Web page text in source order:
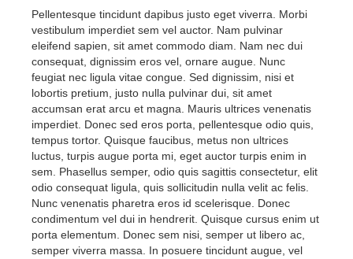
Pellentesque tincidunt dapibus justo eget viverra. Morbi
vestibulum imperdiet sem vel auctor. Nam pulvinar
eleifend sapien, sit amet commodo diam. Nam nec dui
consequat, dignissim eros vel, ornare augue. Nunc
feugiat nec ligula vitae congue. Sed dignissim, nisi et
lobortis pretium, justo nulla pulvinar dui, sit amet
accumsan erat arcu et magna. Mauris ultrices venenatis
imperdiet. Donec sed eros porta, pellentesque odio quis,
tempus tortor. Quisque faucibus, metus non ultrices
luctus, turpis augue porta mi, eget auctor turpis enim in
sem. Phasellus semper, odio quis sagittis consectetur, elit
odio consequat ligula, quis sollicitudin nulla velit ac felis.
Nunc venenatis pharetra eros id scelerisque. Donec
condimentum vel dui in hendrerit. Quisque cursus enim ut
porta elementum. Donec sem nisi, semper ut libero ac,
semper viverra massa. In posuere tincidunt augue, vel